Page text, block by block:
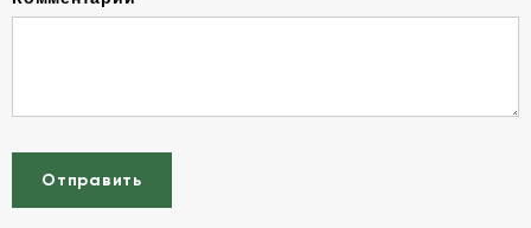
Отправить